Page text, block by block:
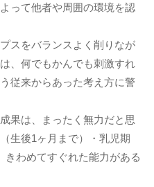
って他者や周囲の環境を認
スをバランスよく削りなが
、何でもかんでも刺激すれ
従来からあった考え方に警
果は、まったく無力だと思
生後1ヶ月まで）・乳児期
きわめてすぐれた能力がある